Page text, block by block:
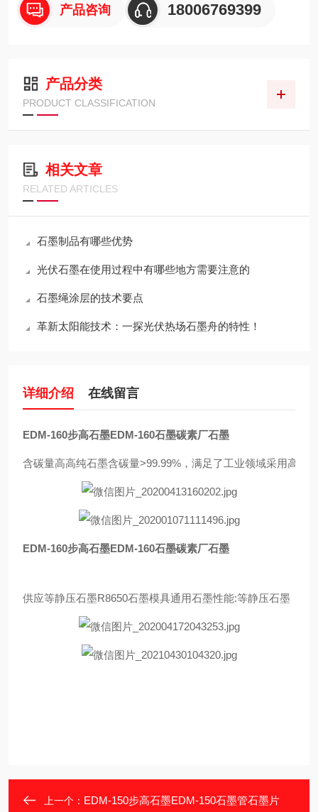
产品咨询 18006769399
产品分类
PRODUCT CLASSIFICATION
相关文章
RELATED ARTICLES
石墨制品有哪些优势
光伏石墨在使用过程中有哪些地方需要注意的
石墨绳涂层的技术要点
革新太阳能技术：一探光伏热场石墨舟的特性！
详细介绍 在线留言
EDM-160步高石墨EDM-160石墨碳素厂石墨
含碳量高高纯石墨含碳量>99.99%，满足了工业领域采用高
EDM-160步高石墨EDM-160石墨碳素厂石墨
供应等静压石墨R8650石墨模具通用石墨性能:等静压石墨【
上一个： EDM-150步高石墨EDM-150石墨管石墨片